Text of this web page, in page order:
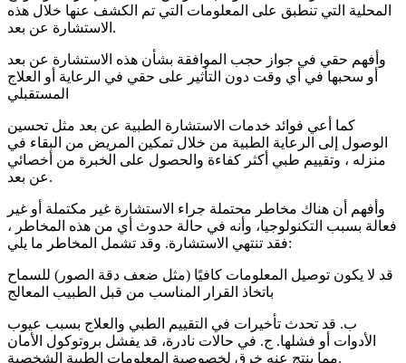
المحلية التي تنطبق على المعلومات التي تم الكشف عنها خلال هذه
الاستشارة عن بعد.
وأفهم حقي في جواز حجب الموافقة بشأن هذه الاستشارة عن بعد
أو سحبها في أي وقت دون التأثير على حقي في الرعاية أو العلاج
المستقبلي
كما أعي فوائد خدمات الاستشارة الطبية عن بعد مثل تحسين
الوصول إلى الرعاية الطبية من خلال تمكين المريض من البقاء في
منزله ، وتقييم طبي أكثر كفاءة والحصول على الخبرة من أخصائي
عن بعد.
وأفهم أن هناك مخاطر محتملة جراء الاستشارة غير مكتملة أو غير
فعالة بسبب التكنولوجيا، وأنه في حالة حدوث أي من هذه المخاطر ،
فقد تنتهي الاستشارة. وقد تشمل المخاطر ما يلي:
قد لا يكون توصيل المعلومات كافيًا (مثل ضعف دقة الصور) للسماح
باتخاذ القرار المناسب من قبل الطبيب المعالج
ب. قد تحدث تأخيرات في التقييم الطبي والعلاج بسبب عيوب
الأدوات أو فشلها. ج. في حالات نادرة، قد يفشل بروتوكول الأمان
مما ينتج عنه خرق لخصوصية المعلومات الطبية الشخصية.